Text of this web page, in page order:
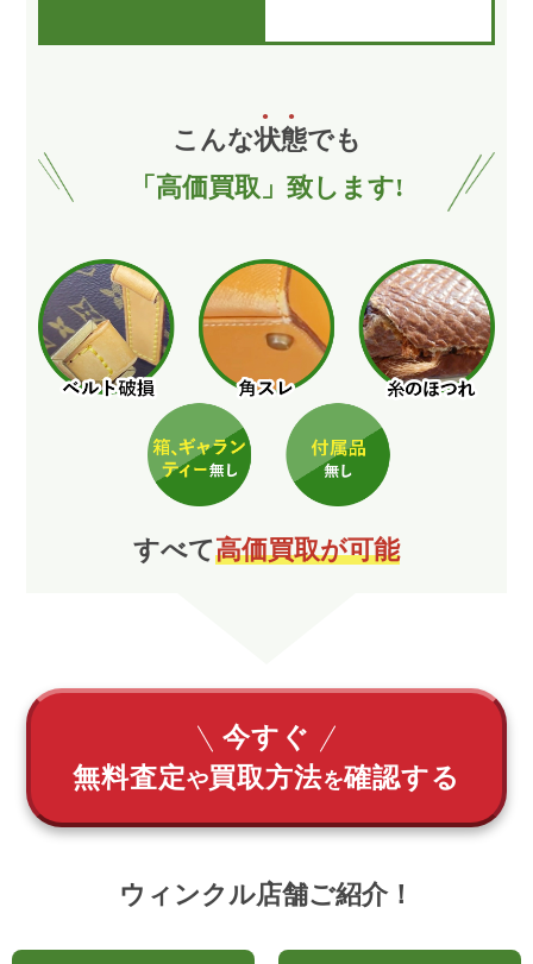
こんな状態でも
「高価買取」致します!
すべて高価買取が可能
今すぐ
無料査定や買取方法を確認する
ウィンクル店舗ご紹介！